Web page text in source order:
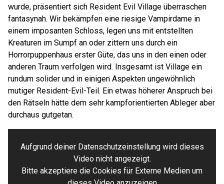
wurde, präsentiert sich Resident Evil Village überraschen
fantasynah. Wir bekämpfen eine riesige Vampirdame in
einem imposanten Schloss, legen uns mit entstellten
Kreaturen im Sumpf an oder zittern uns durch ein
Horrorpuppenhaus erster Güte, das uns in den einen oder
anderen Traum verfolgen wird. Insgesamt ist Village ein
rundum solider und in einigen Aspekten ungewöhnlich
mutiger Resident-Evil-Teil. Ein etwas höherer Anspruch bei
den Rätseln hätte dem sehr kampforientierten Ableger aber
durchaus gutgetan.
Aufgrund deiner Datenschutzeinstellung wird dieses
Video nicht angezeigt.
Bitte akzeptiere die Cookies für Externe Medien um